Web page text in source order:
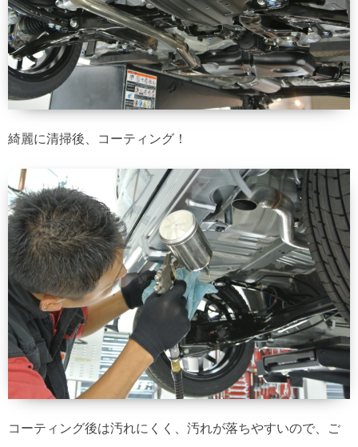
綺麗に清掃後、コーティング！
コーティング後は汚れにくく、汚れが落ちやすいので、ご